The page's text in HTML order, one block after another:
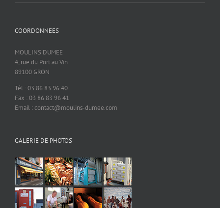
COORDONNEES
MOULINS DUMEE
4, rue du Port au Vin
89100 GRON
Tél : 03 86 83 96 40
Fax : 03 86 83 96 41
Email : contact@moulins-dumee.com
GALERIE DE PHOTOS